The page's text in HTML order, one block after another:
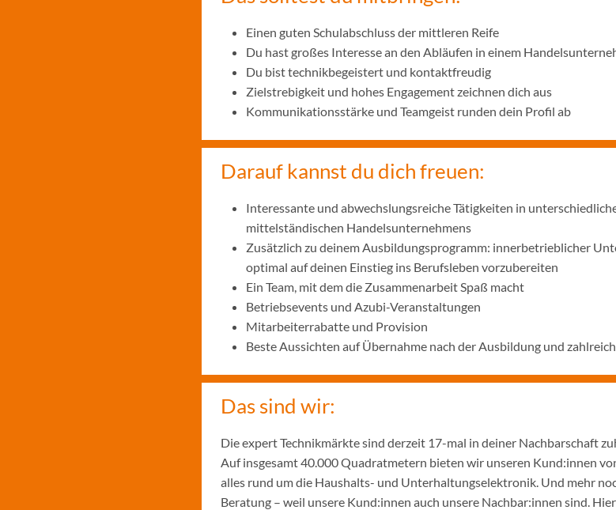
Einen guten Schulabschluss der mittleren Reife
Du hast großes Interesse an den Abläufen in einem
Du bist technikbegeistert und kontaktfreudig
Zielstrebigkeit und hohes Engagement zeichnen dich aus
Kommunikationsstärke und Teamgeist runden dein Profil ab
Darauf kannst du dich freuen:
Interessante und abwechslungsreiche Tätigkeiten in
mittelständischen Handelsunternehmens
Zusätzlich zu deinem Ausbildungsprogramm: innerbetrieblicher
optimal auf deinen Einstieg ins Berufsleben vorzubereiten
Ein Team, mit dem die Zusammenarbeit Spaß macht
Betriebsevents und Azubi-Veranstaltungen
Mitarbeiterrabatte und Provision
Beste Aussichten auf Übernahme nach der Ausbildung und
Das sind wir:
Die expert Technikmärkte sind derzeit 17-mal in deiner Nachbarschaft
Auf insgesamt 40.000 Quadratmetern bieten wir unseren Kund:innen
alles rund um die Haushalts- und Unterhaltungselektronik. Und mehr
Beratung – weil unsere Kund:innen auch unsere Nachbar:innen sind.